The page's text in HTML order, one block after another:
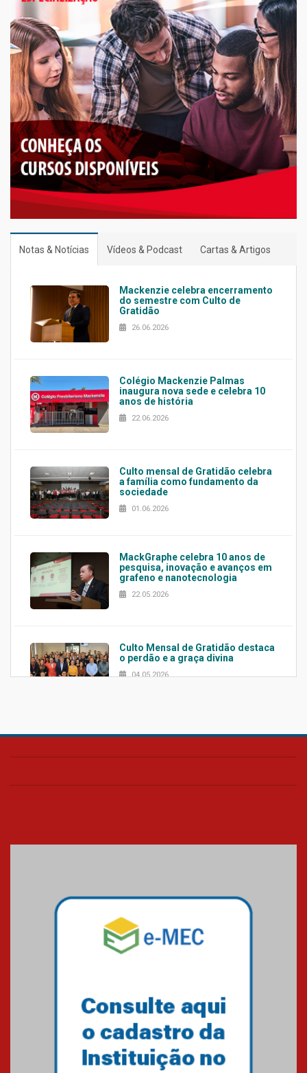
Notas & Notícias Vídeos & Podcast Cartas & Artigos
Mackenzie celebra encerramento
do semestre com Culto de
Gratidão
26.06.2026
Colégio Mackenzie Palmas
inaugura nova sede e celebra 10
anos de história
22.06.2026
Culto mensal de Gratidão celebra
a família como fundamento da
sociedade
01.06.2026
MackGraphe celebra 10 anos de
pesquisa, inovação e avanços em
grafeno e nanotecnologia
22.05.2026
Culto Mensal de Gratidão destaca
o perdão e a graça divina
04.05.2026
Confira como foi o culto mensal
Mackenzie mobiliza campanha
solidária para apoiar famílias em
Minas Gerais
Primeiro culto do ano ressalta o
27.02.2026